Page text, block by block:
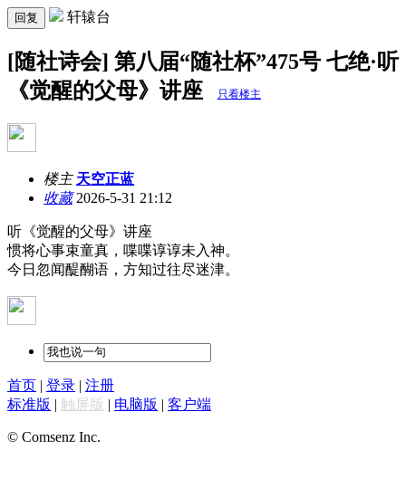
回复 轩辕台
[随社诗会] 第八届“随社杯”475号 七绝·听
《觉醒的父母》讲座
只看楼主
楼主 天空正蓝
收藏2026-5-31 21:12
听《觉醒的父母》讲座
惯将心事束童真，喋喋谆谆未入神。
今日忽闻醍醐语，方知过往尽迷津。
首页 | 登录 | 注册
标准版 | 触屏版 | 电脑版 | 客户端
© Comsenz Inc.